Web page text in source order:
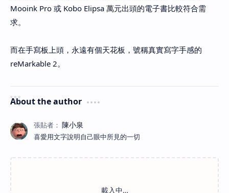
Mooink Pro 或 Kobo Elipsa 萬元出頭的電子書比較符合需
求。
而在手寫板上頭，永遠有個天花板，號稱真實寫字手感的
reMarkable 2。
About the author
喜愛用文字說明自己眼中所見的一切